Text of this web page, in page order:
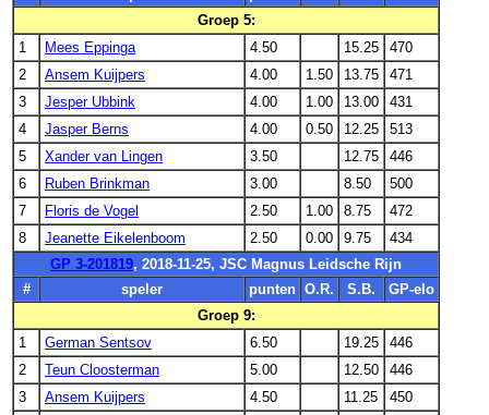
Groep 5:
1
Mees Eppinga 4.50 15.25
470
2
Ansem Kuijpers 4.00 1.50 13.75
471
3
Jesper Ubbink 4.00 1.00 13.00
431
4
Jasper Berns 4.00 0.50 12.25
513
5
Xander van Lingen 3.50 12.75
446
6
Ruben Brinkman 3.00 8.50
500
7
Floris de Vogel 2.50 1.00 8.75
472
8
Jeanette Eikelenboom 2.50 0.00 9.75
434
GP 3-201819, 2018-11-25, JSC Magnus Leidsche Rijn
#
speler punten O.R. S.B.
GP-elo
Groep 9:
1
German Sentsov 6.50 19.25
446
2
Teun Cloosterman 5.00 12.50
446
3
Ansem Kuijpers 4.50 11.25
450